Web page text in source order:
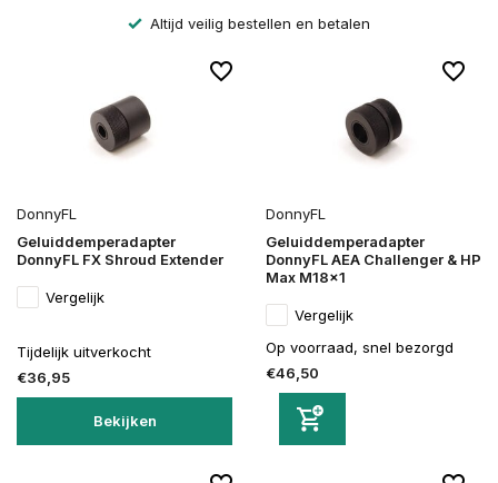
Altijd veilig bestellen en betalen
DonnyFL
Geluiddemperadapter
DonnyFL FX Shroud Extender
Vergelijk
Tijdelijk uitverkocht
€36,95
Bekijken
DonnyFL
Geluiddemperadapter
DonnyFL AEA Challenger & HP
Max M18x1
Vergelijk
Op voorraad, snel bezorgd
€46,50